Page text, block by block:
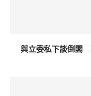
與立委私下談倒閣